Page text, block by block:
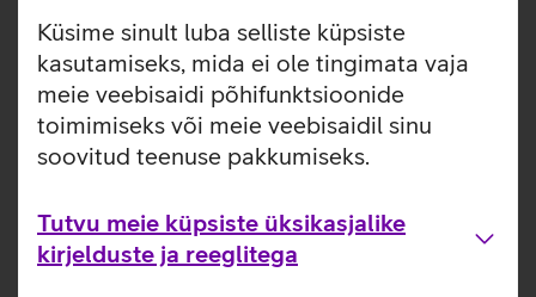
Küsime sinult luba selliste küpsiste
kasutamiseks, mida ei ole tingimata vaja
meie veebisaidi põhifunktsioonide
toimimiseks või meie veebisaidil sinu
soovitud teenuse pakkumiseks.
Tutvu meie küpsiste üksikasjalike
kirjelduste ja reeglitega